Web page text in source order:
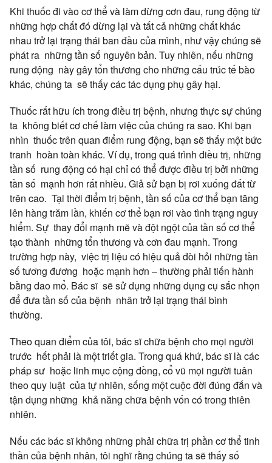
Khi thuốc đi vào cơ thể và làm dừng cơn đau, rung động từ
những hợp chất đó dừng lại và tất cả những chất khác
nhau trở lại trạng thái ban đầu của mình, như vậy chúng sẽ
phát ra những tần số nguyên bản. Tuy nhiên, nếu những
rung động này gây tổn thương cho những cấu trúc tế bào
khác, chúng ta sẽ thấy các tác dụng phụ gây hại.
Thuốc rất hữu ích trong điều trị bệnh, nhưng thực sự chúng
ta không biết cơ chế làm việc của chúng ra sao. Khi bạn
nhìn thuốc trên quan điểm rung động, bạn sẽ thấy một bức
tranh hoàn toàn khác. Ví dụ, trong quá trình điều trị, những
tần số rung động có hại chỉ có thể được điều trị bởi những
tần số mạnh hơn rất nhiều. Giả sử bạn bị rơi xuống đất từ
trên cao. Tại thời điểm trị bệnh, tần số của cơ thể bạn tăng
lên hàng trăm lần, khiến cơ thể bạn rơi vào tình trạng nguy
hiểm. Sự thay đổi mạnh mẽ và đột ngột của tần số cơ thể
tạo thành những tổn thương và cơn đau mạnh. Trong
trường hợp này, việc trị liệu có hiệu quả đòi hỏi những tần
số tương đương hoặc mạnh hơn – thường phải tiến hành
bằng dao mổ. Bác sĩ sẽ sử dụng những dụng cụ sắc nhọn
để đưa tần số của bệnh nhân trở lại trạng thái bình
thường.
Theo quan điểm của tôi, bác sĩ chữa bệnh cho mọi người
trước hết phải là một triết gia. Trong quá khứ, bác sĩ là các
pháp sư hoặc linh mục cộng đồng, cổ vũ mọi người tuân
theo quy luật của tự nhiên, sống một cuộc đời đúng đắn và
tận dụng những khả năng chữa bệnh vốn có trong thiên
nhiên.
Nếu các bác sĩ không những phải chữa trị phần cơ thể tinh
thần của bệnh nhân, tôi nghĩ rằng chúng ta sẽ thấy số